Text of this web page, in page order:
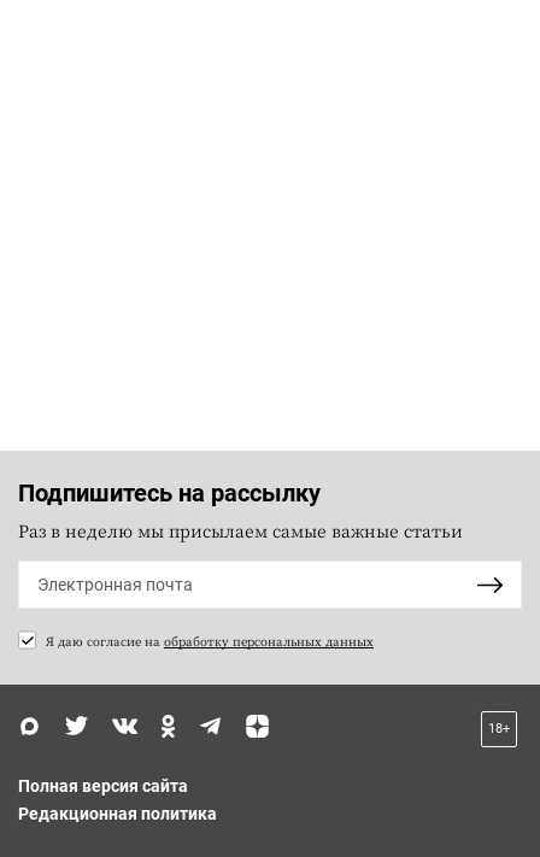
Подпишитесь на рассылку
Раз в неделю мы присылаем самые важные статьи
Я даю согласие на обработку персональных данных
18+
Полная версия сайта
Редакционная политика